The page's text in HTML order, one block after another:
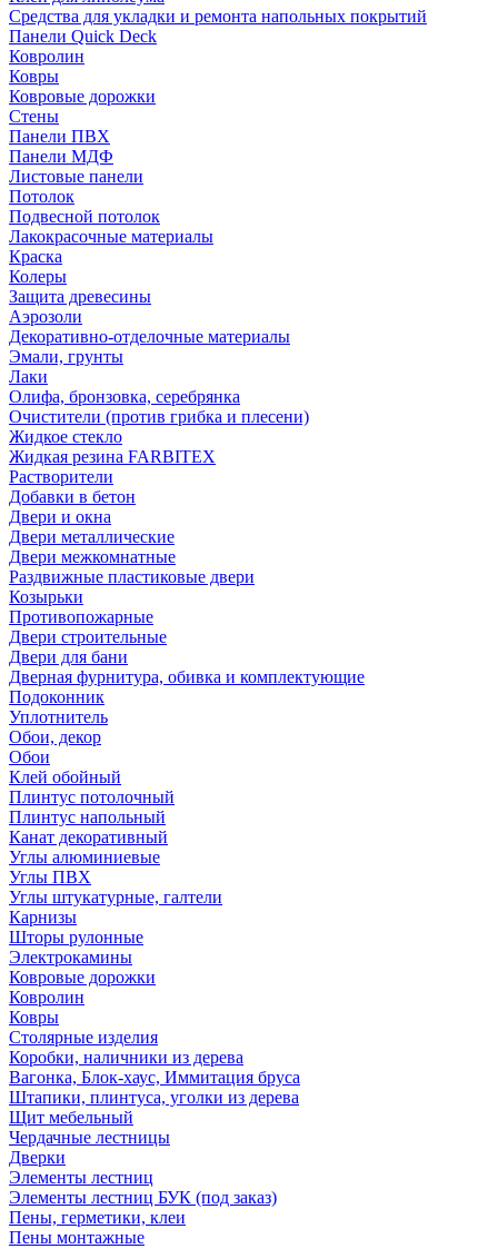
Средства для укладки и ремонта напольных покрытий
Панели Quick Deck
Ковролин
Ковры
Ковровые дорожки
Стены
Панели ПВХ
Панели МДФ
Листовые панели
Потолок
Подвесной потолок
Лакокрасочные материалы
Краска
Колеры
Защита древесины
Аэрозоли
Декоративно-отделочные материалы
Эмали, грунты
Лаки
Олифа, бронзовка, серебрянка
Очистители (против грибка и плесени)
Жидкое стекло
Жидкая резина FARBITEX
Растворители
Добавки в бетон
Двери и окна
Двери металлические
Двери межкомнатные
Раздвижные пластиковые двери
Козырьки
Противопожарные
Двери строительные
Двери для бани
Дверная фурнитура, обивка и комплектующие
Подоконник
Уплотнитель
Обои, декор
Обои
Клей обойный
Плинтус потолочный
Плинтус напольный
Канат декоративный
Углы алюминиевые
Углы ПВХ
Углы штукатурные, галтели
Карнизы
Шторы рулонные
Электрокамины
Ковровые дорожки
Ковролин
Ковры
Столярные изделия
Коробки, наличники из дерева
Вагонка, Блок-хаус, Иммитация бруса
Штапики, плинтуса, уголки из дерева
Щит мебельный
Чердачные лестницы
Дверки
Элементы лестниц
Элементы лестниц БУК (под заказ)
Пены, герметики, клеи
Пены монтажные